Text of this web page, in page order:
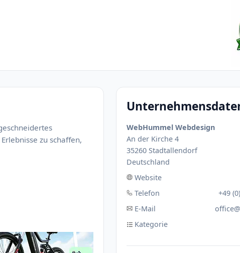
zu schaffen,
WebHummel Webdesign
An der Kirche 4
35260 Stadtallendorf
Deutschland
Website
Telefon
+49
E-Mail
Kategorie